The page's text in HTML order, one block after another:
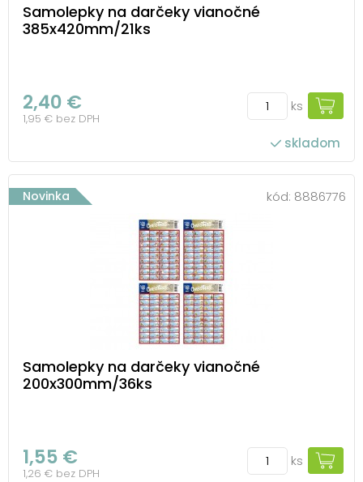
Samolepky na darčeky vianočné
385x420mm/21ks
2,40 €
1,95 € bez DPH
ks
skladom
Novinka kód: 8886776
Samolepky na darčeky vianočné
200x300mm/36ks
1,55 €
1,26 € bez DPH
ks